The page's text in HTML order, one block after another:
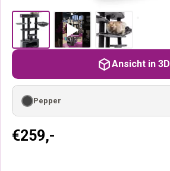
€259,-
Pepper
Ansicht in 3D